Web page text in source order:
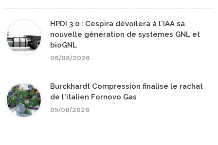
HPDI 3.0 : Cespira dévoilera à l'IAA sa
nouvelle génération de systèmes GNL et
bioGNL
06/08/2026
Burckhardt Compression finalise le rachat
de l'italien Fornovo Gas
05/08/2026